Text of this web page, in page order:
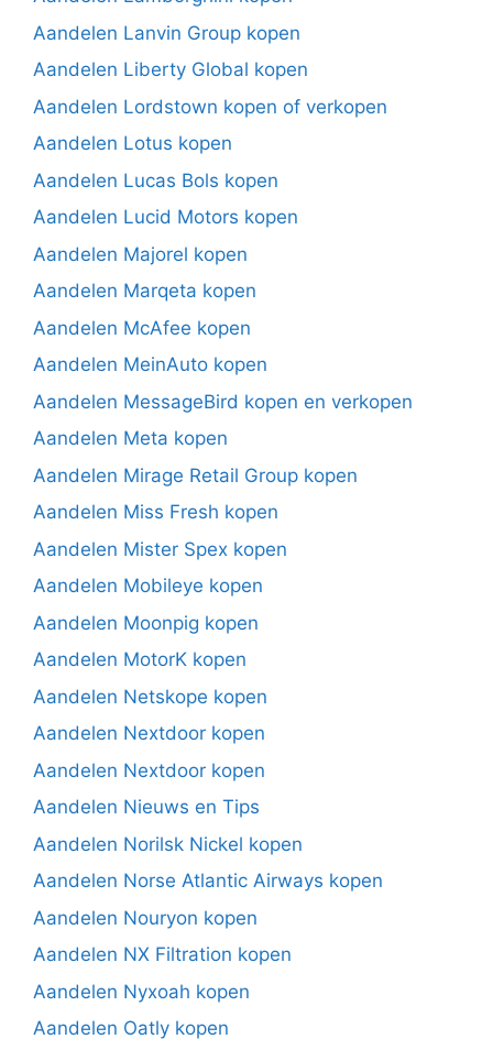
Aandelen Lanvin Group kopen
Aandelen Liberty Global kopen
Aandelen Lordstown kopen of verkopen
Aandelen Lotus kopen
Aandelen Lucas Bols kopen
Aandelen Lucid Motors kopen
Aandelen Majorel kopen
Aandelen Marqeta kopen
Aandelen McAfee kopen
Aandelen MeinAuto kopen
Aandelen MessageBird kopen en verkopen
Aandelen Meta kopen
Aandelen Mirage Retail Group kopen
Aandelen Miss Fresh kopen
Aandelen Mister Spex kopen
Aandelen Mobileye kopen
Aandelen Moonpig kopen
Aandelen MotorK kopen
Aandelen Netskope kopen
Aandelen Nextdoor kopen
Aandelen Nextdoor kopen
Aandelen Nieuws en Tips
Aandelen Norilsk Nickel kopen
Aandelen Norse Atlantic Airways kopen
Aandelen Nouryon kopen
Aandelen NX Filtration kopen
Aandelen Nyxoah kopen
Aandelen Oatly kopen